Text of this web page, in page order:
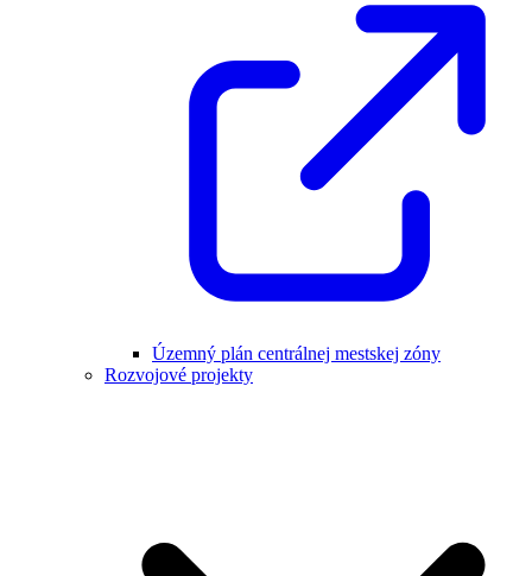
Územný plán centrálnej mestskej zóny
Rozvojové projekty